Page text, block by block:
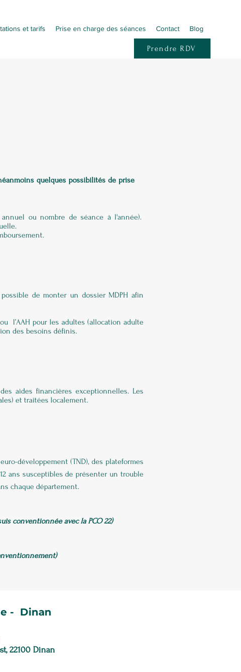
et tarifs Prise en charge des séances Contact Blog
Prendre RDV
quelques possibilités de prise
ou nombre de séance à l'année).
de monter un dossier MDPH afin
l’AAH pour les adultes (allocation adulte
des besoins définis.
aides financières exceptionnelles. Les
et traitées localement.
développement (TND), des plateformes
ans susceptibles de présenter un trouble
chaque département.
conventionnée avec la PCO 22)
- Dinan
22100 Dinan